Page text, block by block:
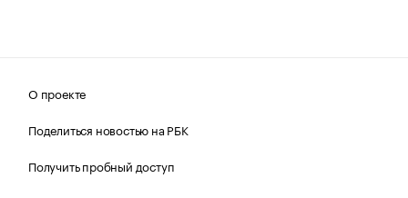
О проекте
Поделиться новостью на РБК
Получить пробный доступ